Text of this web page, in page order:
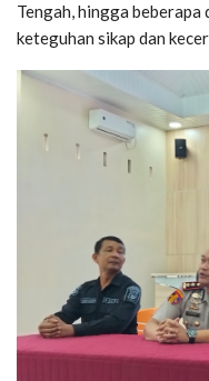
Tengah, hingga
keteguhan sikap dan